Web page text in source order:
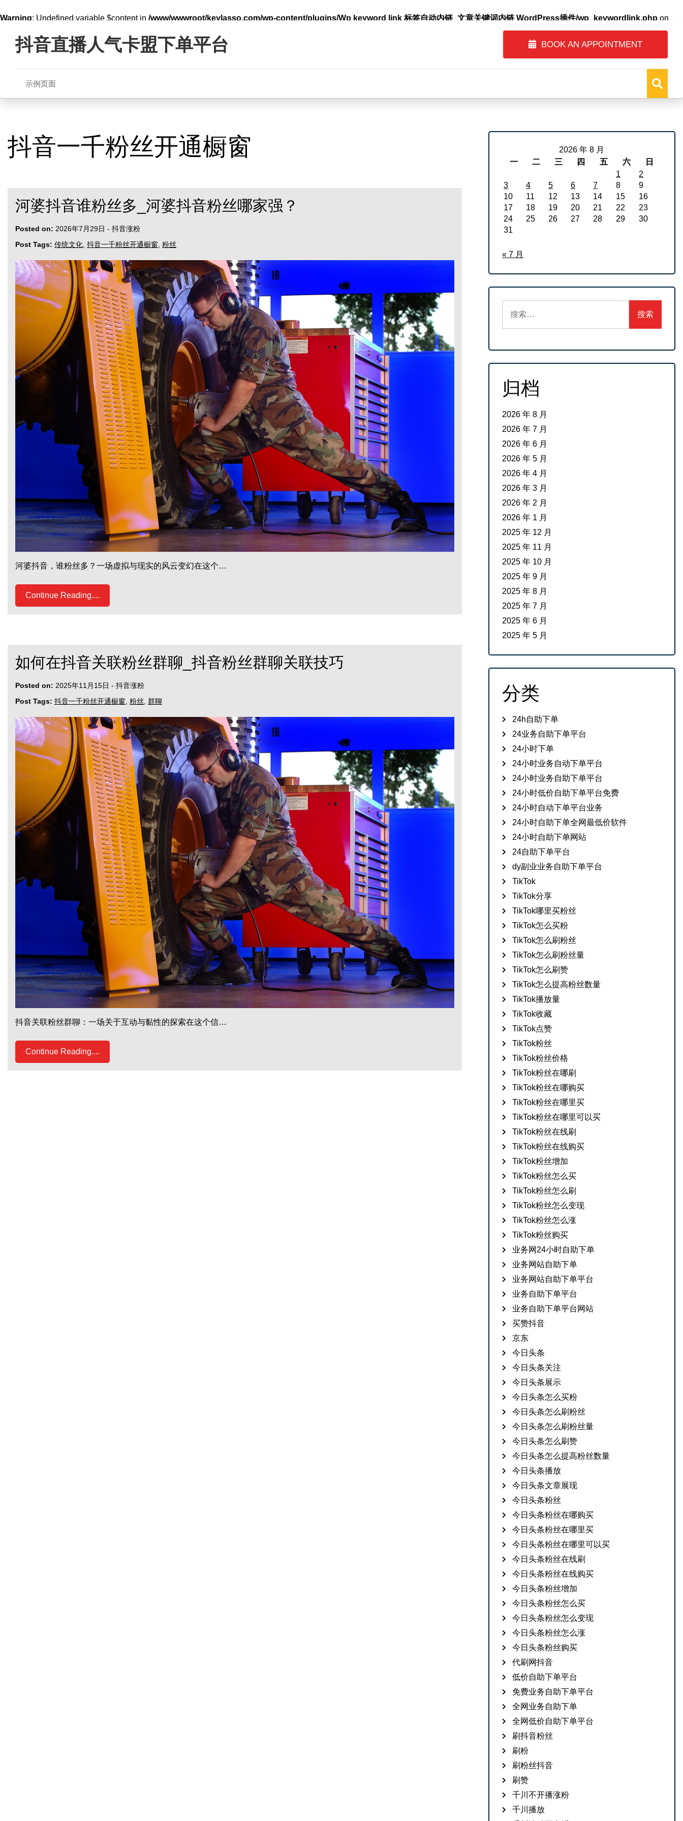
Warning: Undefined variable $content in /www/wwwroot/keylasso.com/wp-content/plugins/Wp keyword link 标签自动内链_文章关键词内链 WordPress插件/wp_keywordlink.php on
content抖音直播人气卡盟下单平台 BOOK AN APPOINTMENT
示例页面
抖音一千粉丝开通橱窗
河婆抖音谁粉丝多_河婆抖音粉丝哪家强？
Posted on: 2026年7月29日 - 抖音涨粉
Post Tags: 传统文化 抖音一千粉丝开通橱窗 粉丝
河婆抖音，谁粉丝多？一场虚拟与现实的风云变幻在这个…
Continue Reading....
如何在抖音关联粉丝群聊_抖音粉丝群聊关联技巧
Posted on: 2025年11月15日 - 抖音涨粉
Post Tags: 抖音一千粉丝开通橱窗 粉丝 群聊
抖音关联粉丝群聊：一场关于互动与黏性的探索在这个信…
Continue Reading....
2026 年 8 月
一
二 三 四 五 六
日
1
2
3
4 5 6 7 8
9
10
11 12 13 14 15
16
17
18 19 20 21 22
23
24
25 26 27 28 29
30
31
« 7 月
索：
归档
2026 年 8 月
2026 年 7 月
2026 年 6 月
2026 年 5 月
2026 年 4 月
2026 年 3 月
2026 年 2 月
2026 年 1 月
2025 年 12 月
2025 年 11 月
2025 年 10 月
2025 年 9 月
2025 年 8 月
2025 年 7 月
2025 年 6 月
2025 年 5 月
分类
24h自助下单
24业务自助下单平台
24小时下单
24小时业务自动下单平台
24小时业务自助下单平台
24小时低价自助下单平台免费
24小时自动下单平台业务
24小时自助下单全网最低价软件
24小时自助下单网站
24自助下单平台
dy副业业务自助下单平台
TikTok
TikTok分享
TikTok哪里买粉丝
TikTok怎么买粉
TikTok怎么刷粉丝
TikTok怎么刷粉丝量
TikTok怎么刷赞
TikTok怎么提高粉丝数量
TikTok播放量
TikTok收藏
TikTok点赞
TikTok粉丝
TikTok粉丝价格
TikTok粉丝在哪刷
TikTok粉丝在哪购买
TikTok粉丝在哪里买
TikTok粉丝在哪里可以买
TikTok粉丝在线刷
TikTok粉丝在线购买
TikTok粉丝增加
TikTok粉丝怎么买
TikTok粉丝怎么刷
TikTok粉丝怎么变现
TikTok粉丝怎么涨
TikTok粉丝购买
业务网24小时自助下单
业务网站自助下单
业务网站自助下单平台
业务自助下单平台
业务自助下单平台网站
买赞抖音
京东
今日头条
今日头条关注
今日头条展示
今日头条怎么买粉
今日头条怎么刷粉丝
今日头条怎么刷粉丝量
今日头条怎么刷赞
今日头条怎么提高粉丝数量
今日头条播放
今日头条文章展现
今日头条粉丝
今日头条粉丝在哪购买
今日头条粉丝在哪里买
今日头条粉丝在哪里可以买
今日头条粉丝在线刷
今日头条粉丝在线购买
今日头条粉丝增加
今日头条粉丝怎么买
今日头条粉丝怎么变现
今日头条粉丝怎么涨
今日头条粉丝购买
代刷网抖音
低价自助下单平台
免费业务自助下单平台
全网业务自助下单
全网低价自助下单平台
刷抖音粉丝
刷粉
刷粉丝抖音
刷赞
千川不开播涨粉
千川播放